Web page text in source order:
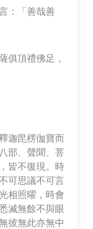
：「善哉善
俱頂禮佛足，
迦毘楞伽寶而
部、聲聞、菩
皆不復現。時
可思議不可言
相照曜，時會
滅無餘不與眼
彼無此亦無中